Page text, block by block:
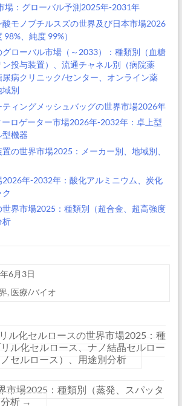
場：グローバル予測2025年-2031年
酸モノブチルスズの世界及び日本市場2026
、純度 99%）
ローバル市場（～2033）：種類別（血糖
投与装置）、流通チャネル別（病院薬
尿病クリニック/センター、オンライン薬
域別
ィングメッシュバッグの世界市場2026年
ロゲーター市場2026年-2032年：卓上型
機器
の世界市場2025：メーカー別、地域別、
年-2032年：酸化アルミニウム、炭化
界市場2025：種類別（超合金、超高強度
析
6月3日
, 医療/バイオ
ル化セルロースの世界市場2025：種
ル化セルロース、ナノ結晶セルロー
セルロース）、用途別分析
市場2025：種類別（蒸発、スパッタ
析 →